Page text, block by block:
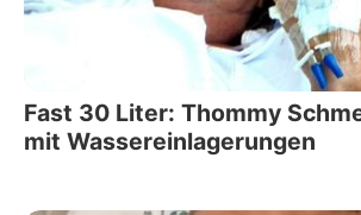
Fast 30 Liter: Thommy
mit Wassereinlagerungen